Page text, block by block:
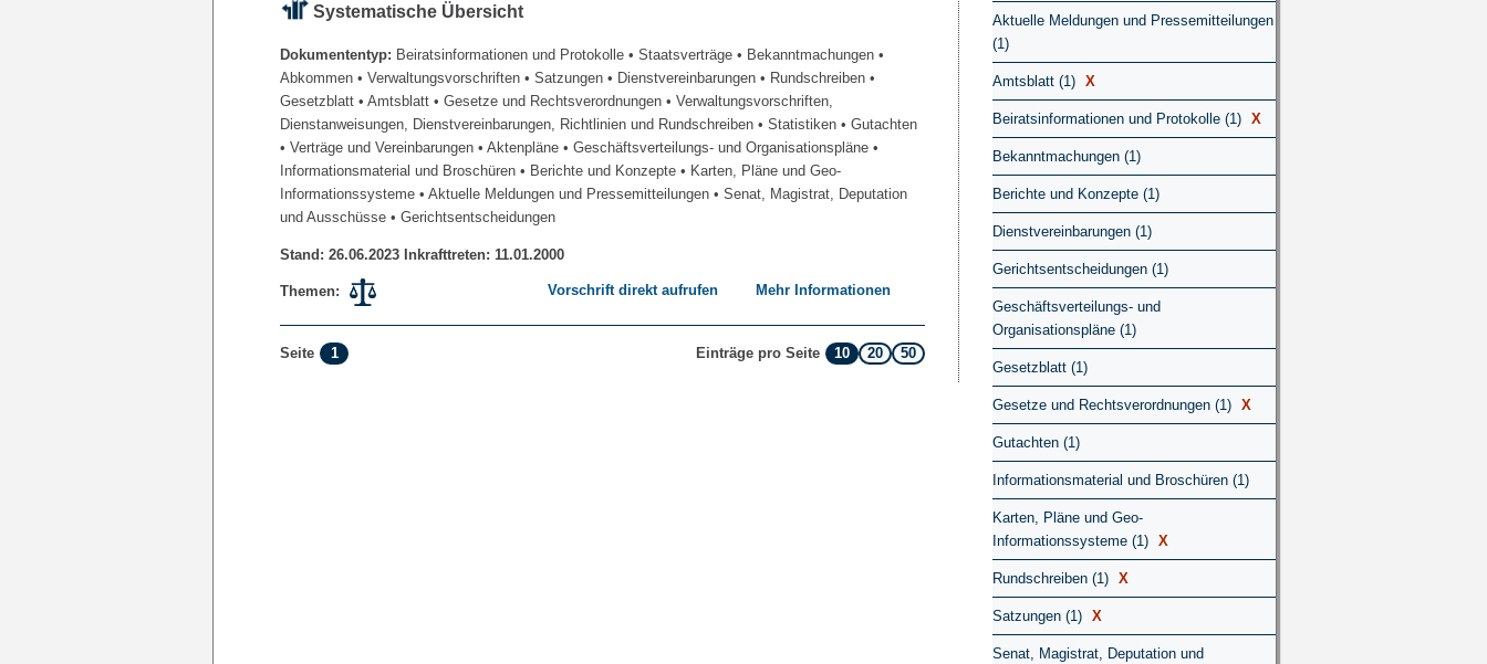
Systematische Übersicht
Dokumententyp: Beiratsinformationen und Protokolle • Staatsverträge • Bekanntmachungen •
Abkommen • Verwaltungsvorschriften • Satzungen • Dienstvereinbarungen • Rundschreiben •
Gesetzblatt • Amtsblatt • Gesetze und Rechtsverordnungen • Verwaltungsvorschriften,
Dienstanweisungen, Dienstvereinbarungen, Richtlinien und Rundschreiben • Statistiken • Gutachten
• Verträge und Vereinbarungen • Aktenpläne • Geschäftsverteilungs- und Organisationspläne •
Informationsmaterial und Broschüren • Berichte und Konzepte • Karten, Pläne und Geo-
Informationssysteme • Aktuelle Meldungen und Pressemitteilungen • Senat, Magistrat, Deputation
und Ausschüsse • Gerichtsentscheidungen
Stand: 26.06.2023 Inkrafttreten: 11.01.2000
Themen: Vorschrift direkt aufrufen Mehr Informationen
Seite 1 Einträge pro Seite 10 20 50
Aktuelle Meldungen und Pressemitteilungen
(1)
Amtsblatt (1) X
Beiratsinformationen und Protokolle (1) X
Bekanntmachungen (1)
Berichte und Konzepte (1)
Dienstvereinbarungen (1)
Gerichtsentscheidungen (1)
Geschäftsverteilungs- und
Organisationspläne (1)
Gesetzblatt (1)
Gesetze und Rechtsverordnungen (1) X
Gutachten (1)
Informationsmaterial und Broschüren (1)
Karten, Pläne und Geo-
Informationssysteme (1) X
Rundschreiben (1) X
Satzungen (1) X
Senat, Magistrat, Deputation und